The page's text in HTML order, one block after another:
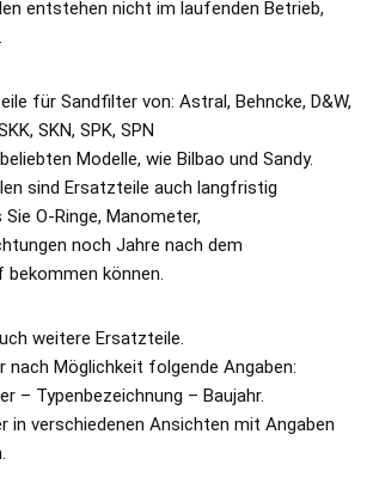
entstehen nicht im laufenden Betrieb,
für Sandfilter von: Astral, Behncke, D&W,
SKN, SPK, SPN
Modelle, wie Bilbao und Sandy.
sind Ersatzteile auch langfristig
O-Ringe, Manometer,
noch Jahre nach dem
bekommen können.
weitere Ersatzteile.
nach Möglichkeit folgende Angaben:
– Typenbezeichnung – Baujahr.
in verschiedenen Ansichten mit Angaben